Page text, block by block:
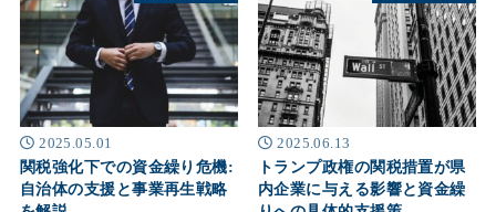
2025.05.01
関税強化下での資金繰り危機:
自治体の支援と事業再生戦略
2025.06.13
トランプ政権の関税措置が県
内企業に与える影響と資金繰